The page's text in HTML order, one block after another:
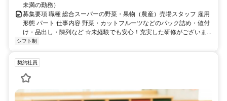
未満の勤務）
募集要項 職種 総合スーパーの野菜・果物（農産）売場スタッフ 雇用
形態 パート 仕事内容 野菜・カットフルーツなどのパック詰め・値付
け・品出し・陳列など ☆未経験でも安心！充実した研修がございま...
シフト制
契約社員